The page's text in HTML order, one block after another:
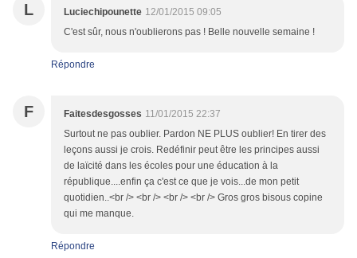
L Luciechipounette 12/01/2015 09:05
C'est sûr, nous n'oublierons pas ! Belle nouvelle semaine !
Répondre
F Faitesdesgosses 11/01/2015 22:37
Surtout ne pas oublier. Pardon NE PLUS oublier! En tirer des
leçons aussi je crois. Redéfinir peut être les principes aussi
de laïcité dans les écoles pour une éducation à la
république....enfin ça c'est ce que je vois...de mon petit
quotidien..<br /> <br /> <br /> <br /> Gros gros bisous copine
qui me manque.
Répondre